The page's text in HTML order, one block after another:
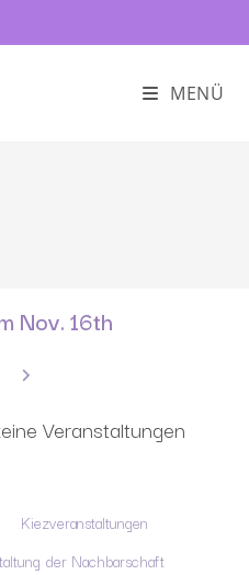
MENÜ
Nov. 16th
Weiter
Veranstaltungen
Kiezveranstaltungen
der Nachbarschaft